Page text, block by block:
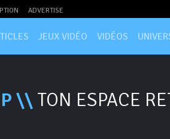
ADVERTISE
JEUX VIDÉO VIDÉOS
\\ TON ESPACE